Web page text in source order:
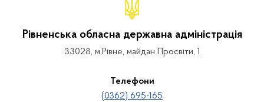
Рівненська обласна державна адміністрація
33028, м.Рівне, майдан Просвіти, 1
Телефони
(0362) 695-165